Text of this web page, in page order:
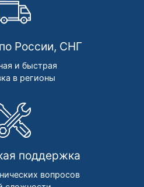
России, СНГ
и быстрая
в регионы
поддержка
вопросов